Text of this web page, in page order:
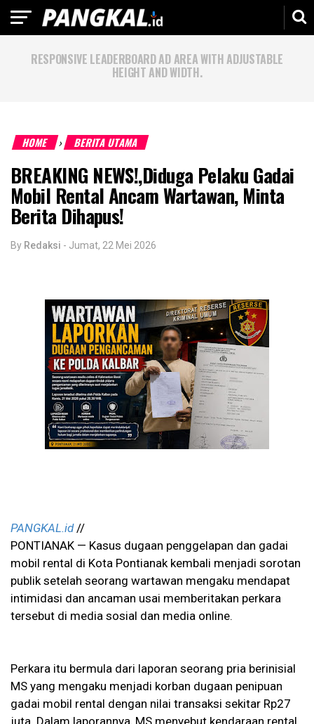
RESPONSIVE LEADERBOARD AD AREA WITH ADJUSTABLE
HEIGHT AND WIDTH.
HOME › BERITA UTAMA
BREAKING NEWS!,Diduga Pelaku Gadai
Mobil Rental Ancam Wartawan, Minta
Berita Dihapus!
By Redaksi - Jumat, 22 Mei 2026
PANGKAL.id//
PONTIANAK — Kasus dugaan penggelapan dan gadai
mobil rental di Kota Pontianak kembali menjadi sorotan
publik setelah seorang wartawan mengaku mendapat
intimidasi dan ancaman usai memberitakan perkara
tersebut di media sosial dan media online.
Perkara itu bermula dari laporan seorang pria berinisial
MS yang mengaku menjadi korban dugaan penipuan
gadai mobil rental dengan nilai transaksi sekitar Rp27
juta. Dalam laporannya, MS menyebut kendaraan rental